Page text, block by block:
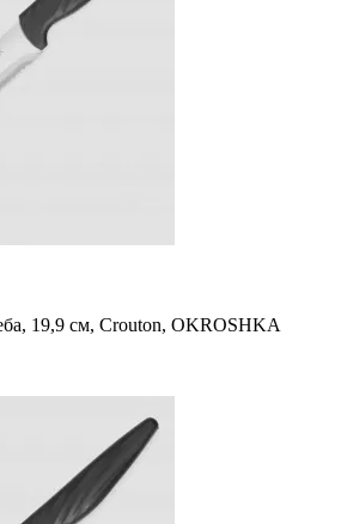
19,9 см, Crouton, OKROSHKA